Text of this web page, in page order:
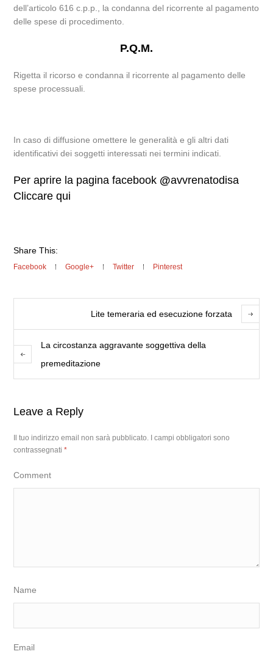
dell’articolo 616 c.p.p., la condanna del ricorrente al pagamento
delle spese di procedimento.
P.Q.M.
Rigetta il ricorso e condanna il ricorrente al pagamento delle
spese processuali.
In caso di diffusione omettere le generalità e gli altri dati
identificativi dei soggetti interessati nei termini indicati.
Per aprire la pagina facebook @avvrenatodisa
Cliccare qui
Share This:
Facebook Google+ Twitter Pinterest
Lite temeraria ed esecuzione forzata
La circostanza aggravante soggettiva della
premeditazione
Leave a Reply
Il tuo indirizzo email non sarà pubblicato.
I campi obbligatori sono
contrassegnati*
Comment
Name
Email